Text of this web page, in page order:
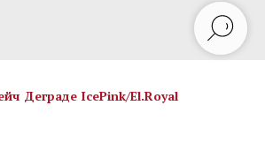
Деграде IcePink/El.Royal